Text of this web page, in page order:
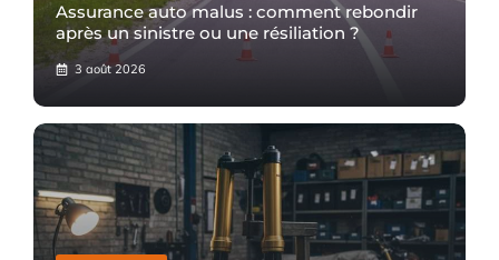
Assurance auto malus : comment rebondir
après un sinistre ou une résiliation ?
3 août 2026